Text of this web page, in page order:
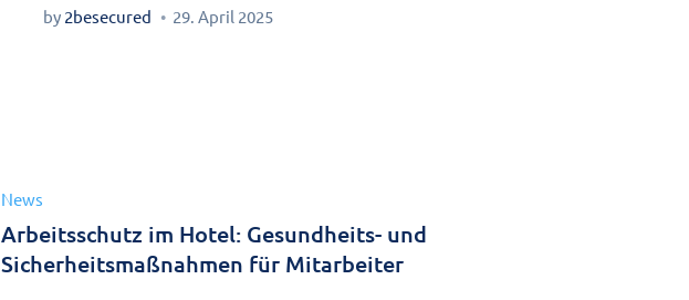
by 2besecured 29. April 2025
News
Arbeitsschutz im Hotel: Gesundheits- und
Sicherheitsmaßnahmen für Mitarbeiter